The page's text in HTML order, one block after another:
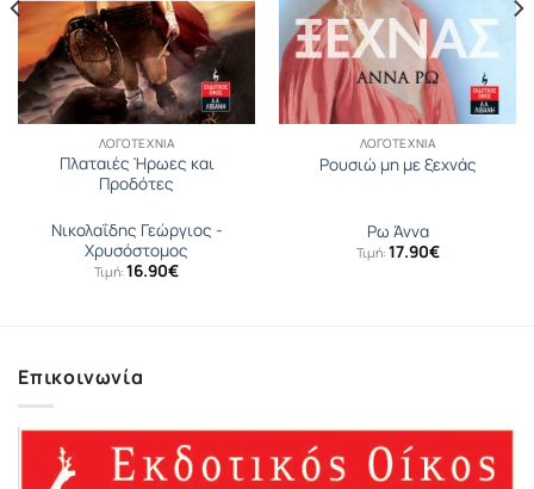
ΛΟΓΟΤΕΧΝΊΑ
Πλαταιές Ήρωες και
Προδότες
Νικολαΐδης Γεώργιος -
Χρυσόστομος
Τιμή: 16.90€
ΛΟΓΟΤΕΧΝΊΑ
Ρουσιώ μη με ξεχνάς
Ρω Άννα
Τιμή: 17.90€
Επικοινωνία